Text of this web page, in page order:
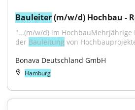
Bauleiter (m/w/d) Hochbau -
"...(m⁠/⁠w⁠/⁠d) im
der Bauleitung von
Bonava Deutschland GmbH
Hamburg